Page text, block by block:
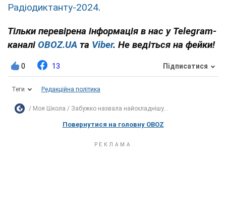
Радіодиктанту-2024.
Тільки перевірена інформація в нас у Telegram-
каналі OBOZ.UA та Viber. Не ведіться на фейки!
0 13 Підписатися
Теги Редакційна політика
Моя Школа Забужко назвала найскладнішу...
Повернутися на головну OBOZ